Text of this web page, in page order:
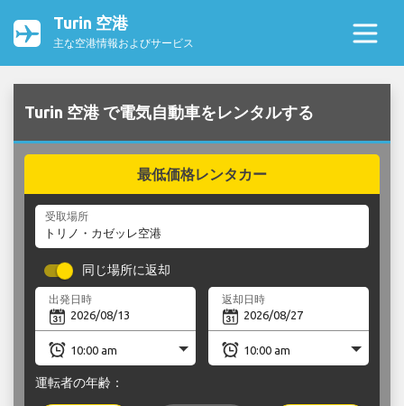
Turin 空港
主な空港情報およびサービス
Turin 空港 で電気自動車をレンタルする
最低価格レンタカー
受取場所
同じ場所に返却
出発日時 返却日時
運転者の年齢：